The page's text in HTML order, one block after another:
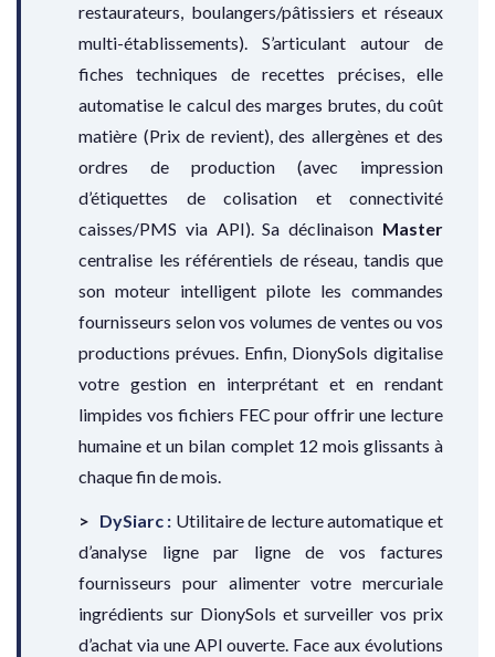
restaurateurs, boulangers/pâtissiers et réseaux
multi-établissements). S’articulant autour de
fiches techniques de recettes précises, elle
automatise le calcul des marges brutes, du coût
matière (Prix de revient), des allergènes et des
ordres de production (avec impression
d’étiquettes de colisation et connectivité
caisses/PMS via API). Sa déclinaison Master
centralise les référentiels de réseau, tandis que
son moteur intelligent pilote les commandes
fournisseurs selon vos volumes de ventes ou vos
productions prévues. Enfin, DionySols digitalise
votre gestion en interprétant et en rendant
limpides vos fichiers FEC pour offrir une lecture
humaine et un bilan complet 12 mois glissants à
chaque fin de mois.
DySiarc : Utilitaire de lecture automatique et
d’analyse ligne par ligne de vos factures
fournisseurs pour alimenter votre mercuriale
ingrédients sur DionySols et surveiller vos prix
d’achat via une API ouverte. Face aux évolutions